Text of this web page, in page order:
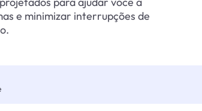
e minimizar interrupções de